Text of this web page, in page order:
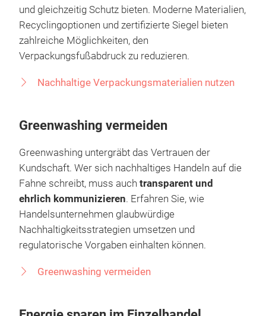
Dekoartikeln. Besonders sperrige oder empfindliche
Produkte erforderndurchdachte
Verpackungskonzepte, die Ressourcen
und gleichzeitig Schutz bieten. Moderne Materialien,
zahlreiche Möglichkeiten, den
Nachhaltige Verpackungsmaterialien nutzen
Greenwashing vermeiden
Greenwashing untergräbt das Vertrauen der
Kundschaft. Wer sich nachhaltiges Handeln auf die
Fahne schreibt, muss auchtransparent und
ehrlich kommunizieren. Erfahren Sie, wie
Nachhaltigkeitsstrategien umsetzen und